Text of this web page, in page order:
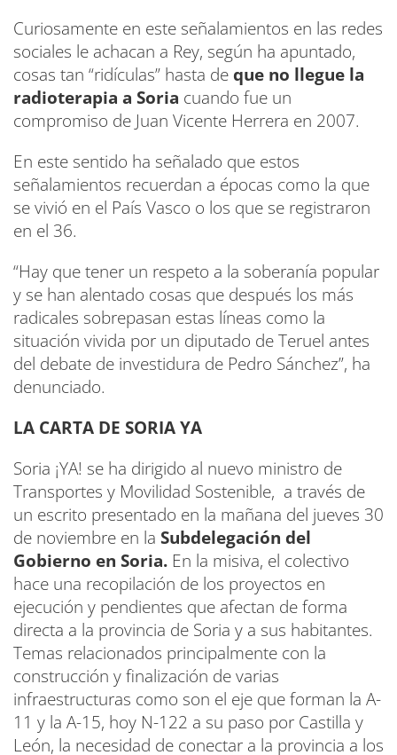
Curiosamente en este señalamientos en las redes
sociales le achacan a Rey, según ha apuntado,
cosas tan “ridículas” hasta de que no llegue la
radioterapia a Soria cuando fue un
compromiso de Juan Vicente Herrera en 2007.
En este sentido ha señalado que estos
señalamientos recuerdan a épocas como la que
se vivió en el País Vasco o los que se registraron
en el 36.
“Hay que tener un respeto a la soberanía popular
y se han alentado cosas que después los más
radicales sobrepasan estas líneas como la
situación vivida por un diputado de Teruel antes
del debate de investidura de Pedro Sánchez”, ha
denunciado.
LA CARTA DE SORIA YA
Soria ¡YA! se ha dirigido al nuevo ministro de
Transportes y Movilidad Sostenible, a través de
un escrito presentado en la mañana del jueves 30
de noviembre en la Subdelegación del
Gobierno en Soria. En la misiva, el colectivo
hace una recopilación de los proyectos en
ejecución y pendientes que afectan de forma
directa a la provincia de Soria y a sus habitantes.
Temas relacionados principalmente con la
construcción y finalización de varias
infraestructuras como son el eje que forman la A-
11 y la A-15, hoy N-122 a su paso por Castilla y
León, la necesidad de conectar a la provincia a los